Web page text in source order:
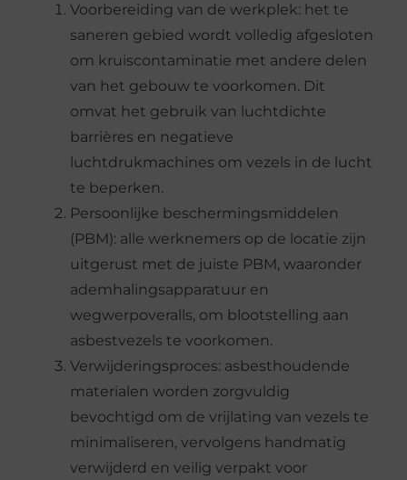
Voorbereiding van de werkplek: het te
saneren gebied wordt volledig afgesloten
om kruiscontaminatie met andere delen
van het gebouw te voorkomen. Dit
omvat het gebruik van luchtdichte
barrières en negatieve
luchtdrukmachines om vezels in de lucht
te beperken.
Persoonlijke beschermingsmiddelen
(PBM): alle werknemers op de locatie zijn
uitgerust met de juiste PBM, waaronder
ademhalingsapparatuur en
wegwerpoveralls, om blootstelling aan
asbestvezels te voorkomen.
Verwijderingsproces: asbesthoudende
materialen worden zorgvuldig
bevochtigd om de vrijlating van vezels te
minimaliseren, vervolgens handmatig
verwijderd en veilig verpakt voor